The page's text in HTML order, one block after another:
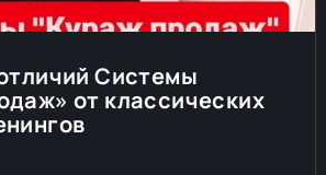
Системы
от классических